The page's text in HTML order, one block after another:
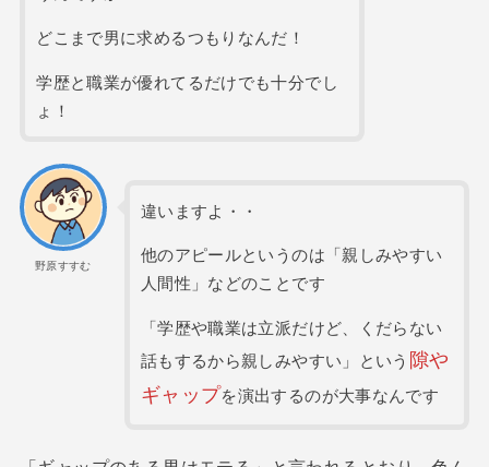
どこまで男に求めるつもりなんだ！
学歴と職業が優れてるだけでも十分でし
ょ！
野原すすむ
違いますよ・・
他のアピールというのは「親しみやすい
人間性」などのことです
「学歴や職業は立派だけど、くだらない
話もするから親しみやすい」という 隙や
ギャップを演出するのが大事なんです